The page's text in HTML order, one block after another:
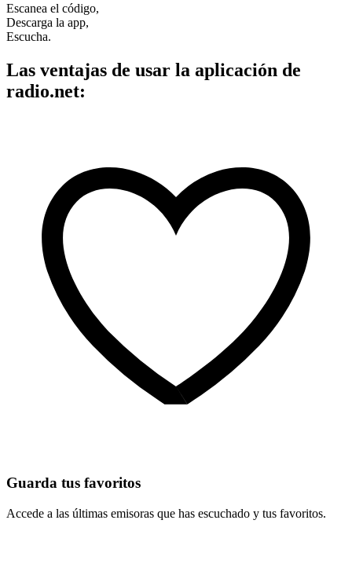
Escanea el código,
Descarga la app,
Escucha.
Las ventajas de usar la aplicación de
radio.net:
Guarda tus favoritos
Accede a las últimas emisoras que has escuchado y tus favoritos.